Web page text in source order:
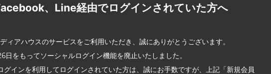
、Line経由でログインされていた方へ
ィアハウスのサービスをご利用いただき、誠にありがとうございます。
日をもってソーシャルログイン機能を廃止いたしました。
グインを利用してログインされていた方は、誠にお手数ですが、上記「新規会員